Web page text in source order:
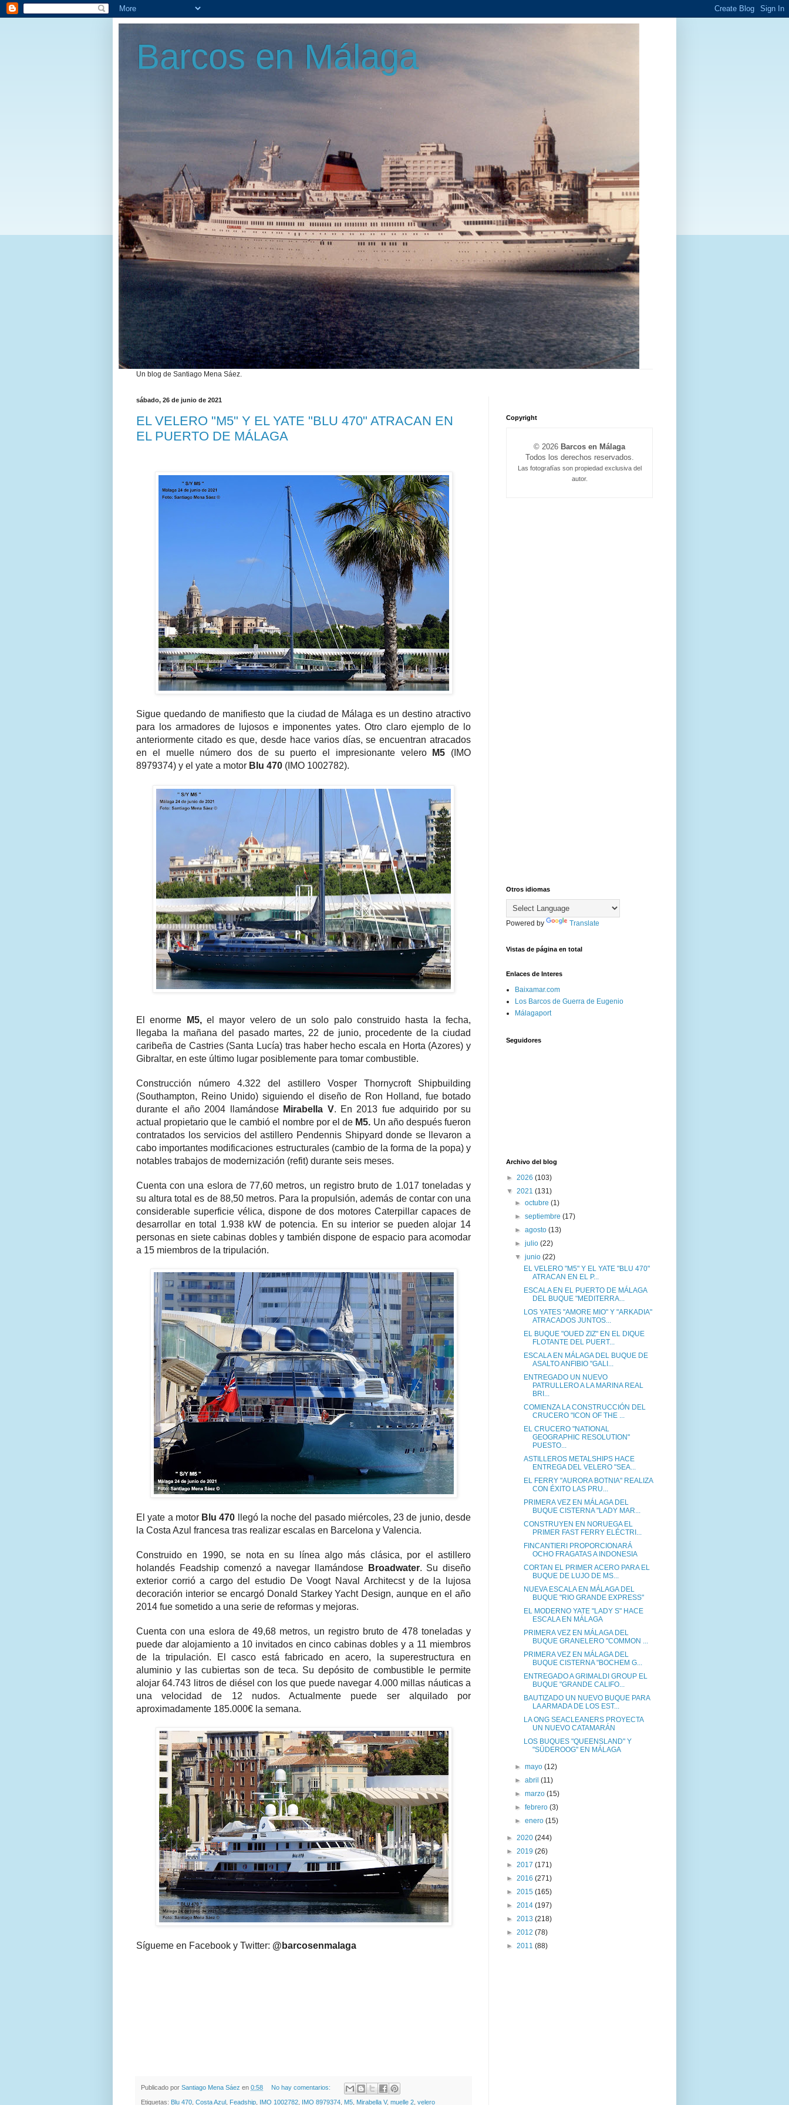
Barcos en Málaga
Un blog de Santiago Mena Sáez.
sábado, 26 de junio de 2021
EL VELERO "M5" Y EL YATE "BLU 470" ATRACAN EN
EL PUERTO DE MÁLAGA
Sigue quedando de manifiesto que la ciudad de Málaga es un destino atractivo
para los armadores de lujosos e imponentes yates. Otro claro ejemplo de lo
anteriormente citado es que, desde hace varios días, se encuentran atracados
en el muelle número dos de su puerto el impresionante velero
M5 (IMO
8979374) y el yate a motor Blu 470 (IMO 1002782).
El enorme M5,el mayor velero de un solo palo construido hasta la fecha,
llegaba la mañana del pasado martes, 22 de junio, procedente de la ciudad
caribeña de Castries (Santa Lucía) tras haber hecho escala en Horta (Azores) y
Gibraltar, en este último lugar posiblemente para tomar combustible.
Construcción número 4.322 del astillero Vosper Thornycroft Shipbuilding
(Southampton, Reino Unido) siguiendo el diseño de Ron Holland, fue botado
durante el año 2004 llamándose Mirabella V. En 2013 fue adquirido por su
actual propietario que le cambió el nombre por el de M5. Un año después fueron
contratados los servicios del astillero Pendennis Shipyard donde se llevaron a
cabo importantes modificaciones estructurales (cambio de la forma de la popa) y
notables trabajos de modernización (refit) durante seis meses.
Cuenta con una eslora de 77,60 metros, un registro bruto de 1.017 toneladas y
su altura total es de 88,50 metros. Para la propulsión, además de contar con una
considerable superficie vélica, dispone de dos motores Caterpillar capaces de
desarrollar en total 1.938 kW de potencia. En su interior se pueden alojar 14
personas en siete cabinas dobles y también dispone de espacio para acomodar
a 15 miembros de la tripulación.
El yate a motor Blu 470
llegó la noche del pasado miércoles, 23 de junio, desde
la Costa Azul francesa tras realizar escalas en Barcelona y Valencia.
Construido en 1990, se nota en su línea algo más clásica, por el astillero
holandés Feadship comenzó a navegar llamándose
Broadwater. Su diseño
exterior corrió a cargo del estudio De Voogt Naval Architecst y de la lujosa
decoración interior se encargó Donald Starkey Yacht Design, aunque en el año
2014 fue sometido a una serie de reformas y mejoras.
Cuenta con una eslora de 49,68 metros, un registro bruto de 478 toneladas y
puede dar alojamiento a 10 invitados en cinco cabinas dobles y a 11 miembros
de la tripulación. El casco está fabricado en acero, la superestructura en
aluminio y las cubiertas son de teca. Su depósito de combustible le permite
alojar 64.743 litros de diésel con los que puede navegar 4.000 millas náuticas a
una velocidad de 12 nudos. Actualmente puede ser alquilado por
aproximadamente 185.000€ la semana.
Sígueme en Facebook y Twitter: @barcosenmalaga
Publicado por Santiago Mena Sáez en 0:58 No hay comentarios:
Etiquetas: Blu 470 Costa Azul Feadship IMO 1002782 IMO 8979374 M5 Mirabella V, muelle 2 velero
Copyright
© 2026 Barcos en Málaga
Todos los derechos reservados.
Las fotografías son propiedad exclusiva del
autor.
Otros idiomas
Powered by Translate
Vistas de página en total
Enlaces de Interes
Baixamar.com
Los Barcos de Guerra de Eugenio
Málagaport
Seguidores
Archivo del blog
► 2026 (103)
▼ 2021 (131)
►octubre(1)
►septiembre(17)
►agosto(13)
►julio(22)
▼junio(22)
EL VELERO "M5" Y EL YATE "BLU 470"
ATRACAN EN EL P...
ESCALA EN EL PUERTO DE MÁLAGA
DEL BUQUE "MEDITERRA...
LOS YATES "AMORE MIO" Y "ARKADIA"
ATRACADOS JUNTOS...
EL BUQUE "OUED ZIZ" EN EL DIQUE
FLOTANTE DEL PUERT...
ESCALA EN MÁLAGA DEL BUQUE DE
ASALTO ANFIBIO "GALI...
ENTREGADO UN NUEVO
PATRULLERO A LA MARINA REAL
BRI...
COMIENZA LA CONSTRUCCIÓN DEL
CRUCERO "ICON OF THE ...
EL CRUCERO "NATIONAL
GEOGRAPHIC RESOLUTION"
PUESTO...
ASTILLEROS METALSHIPS HACE
ENTREGA DEL VELERO "SEA...
EL FERRY "AURORA BOTNIA" REALIZA
CON ÉXITO LAS PRU...
PRIMERA VEZ EN MÁLAGA DEL
BUQUE CISTERNA "LADY MAR...
CONSTRUYEN EN NORUEGA EL
PRIMER FAST FERRY ELÉCTRI...
FINCANTIERI PROPORCIONARÁ
OCHO FRAGATAS A INDONESIA
CORTAN EL PRIMER ACERO PARA EL
BUQUE DE LUJO DE MS...
NUEVA ESCALA EN MÁLAGA DEL
BUQUE "RIO GRANDE EXPRESS"
EL MODERNO YATE "LADY S" HACE
ESCALA EN MÁLAGA
PRIMERA VEZ EN MÁLAGA DEL
BUQUE GRANELERO "COMMON ...
PRIMERA VEZ EN MÁLAGA DEL
BUQUE CISTERNA "BOCHEM G...
ENTREGADO A GRIMALDI GROUP EL
BUQUE "GRANDE CALIFO...
BAUTIZADO UN NUEVO BUQUE PARA
LA ARMADA DE LOS EST...
LA ONG SEACLEANERS PROYECTA
UN NUEVO CATAMARÁN
LOS BUQUES "QUEENSLAND" Y
"SÜDEROOG" EN MÁLAGA
►mayo(12)
►abril(11)
►marzo(15)
►febrero(3)
►enero(15)
► 2020 (244)
► 2019 (26)
► 2017 (171)
► 2016 (271)
► 2015 (165)
► 2014 (197)
► 2013 (218)
► 2012 (78)
► 2011 (88)